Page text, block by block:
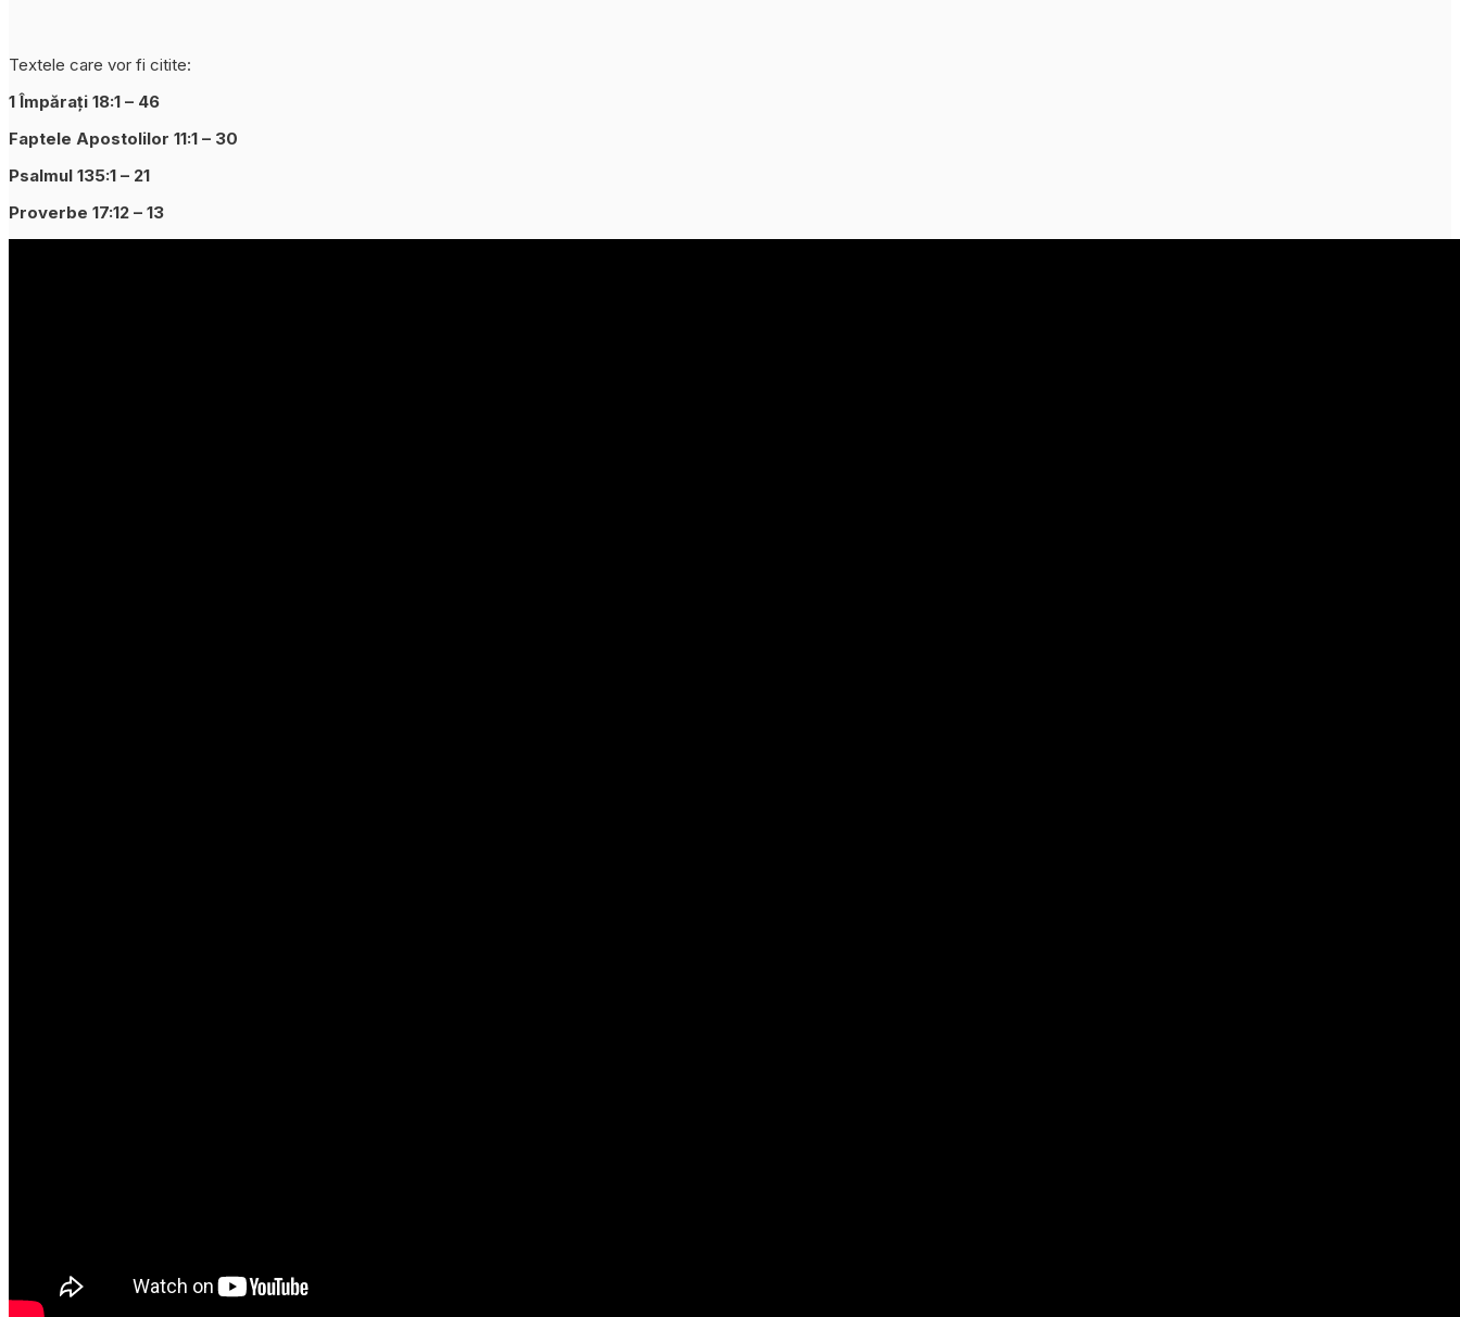
Textele care vor fi citite:
1 Împărați 18:1 – 46
Faptele Apostolilor 11:1 – 30
Psalmul 135:1 – 21
Proverbe 17:12 – 13